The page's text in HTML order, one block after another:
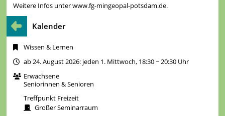
Weitere Infos unter www.fg-mingeopal-potsdam.de.
Kalender
Wissen & Lernen
ab 24. August 2026: jeden 1. Mittwoch, 18:30 − 20:30 Uhr
Erwachsene
Seniorinnen & Senioren
Treffpunkt Freizeit
Großer Seminarraum